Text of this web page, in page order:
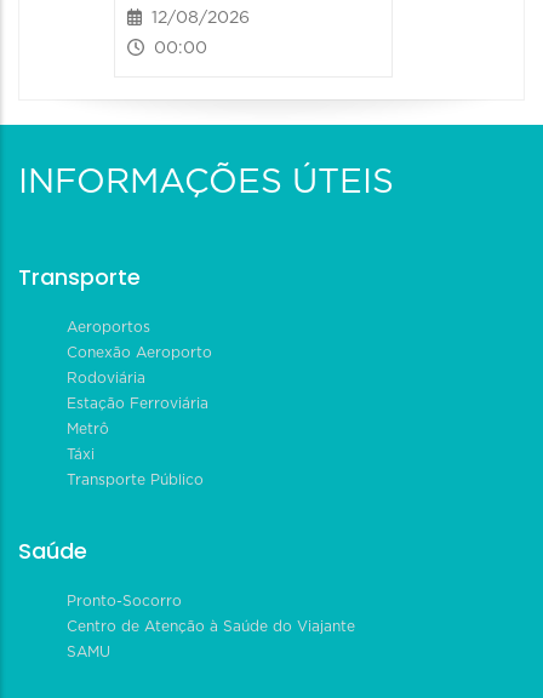
12/08/2026
00:00
INFORMAÇÕES ÚTEIS
Transporte
Aeroportos
Conexão Aeroporto
Rodoviária
Estação Ferroviária
Metrô
Táxi
Transporte Público
Saúde
Pronto-Socorro
Centro de Atenção à Saúde do Viajante
SAMU